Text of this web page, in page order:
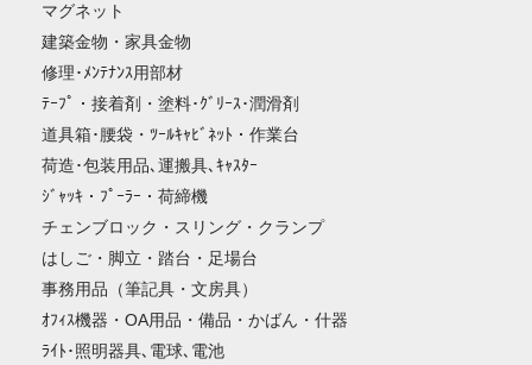
マグネット
建築金物・家具金物
修理･ﾒﾝﾃﾅﾝｽ用部材
ﾃｰﾌﾟ・接着剤・塗料･ｸﾞﾘｰｽ･潤滑剤
道具箱･腰袋・ﾂｰﾙｷｬﾋﾞﾈｯﾄ・作業台
荷造･包装用品､運搬具､ｷｬｽﾀｰ
ｼﾞｬｯｷ・ﾌﾟｰﾗｰ・荷締機
チェンブロック・スリング・クランプ
はしご・脚立・踏台・足場台
事務用品（筆記具・文房具）
ｵﾌｨｽ機器・OA用品・備品・かばん・什器
ﾗｲﾄ･照明器具､電球､電池